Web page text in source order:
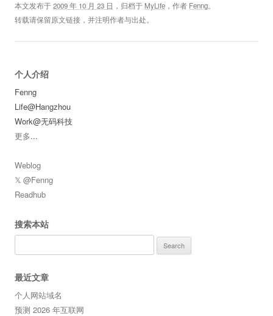
本文发布于2009 年 10 月 23 日 ，归档于 MyLife ，作者 Fenng。
转载请保留原文链接，并注明作者与出处。
个人介绍
Fenng
Life@Hangzhou
Work@无码科技
更多...
Weblog
𝕏 @Fenng
Readhub
搜索本站
for:
最近文章
个人网站域名
预测 2026 年互联网